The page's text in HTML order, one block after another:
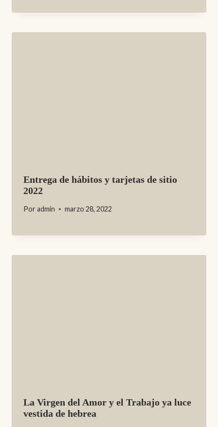
Entrega de hábitos y tarjetas de sitio
2022
Por admin marzo 28, 2022
La Virgen del Amor y el Trabajo ya luce
vestida de hebrea